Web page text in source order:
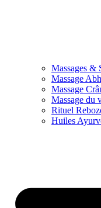
Massages &
Massage
Massage
Massage du
Rituel
Huiles